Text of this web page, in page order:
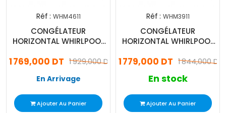
Réf : WHM4611
CONGÉLATEUR
HORIZONTAL WHIRLPOOL
1 929,000 DT
1 769,000 DT
En Arrivage
Ajouter Au Panier
Réf : WHM3911
CONGÉLATEUR
HORIZONTAL WHIRLPOOL
1 844,000 DT
1 779,000 DT
En stock
Ajouter Au Panier